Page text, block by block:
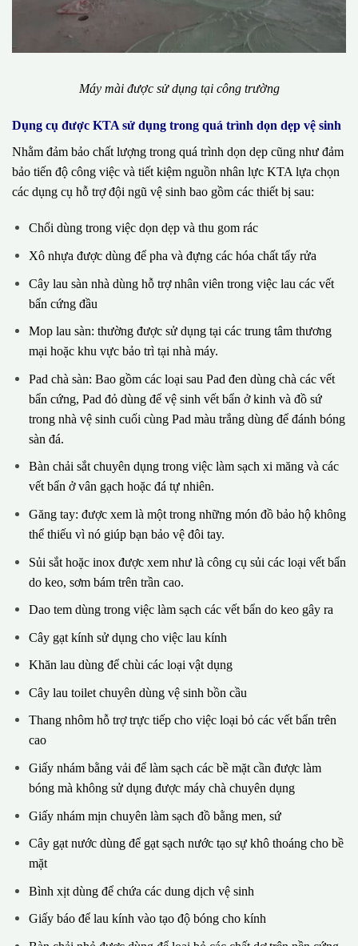
Máy mài được sử dụng tại công trường
Dụng cụ được KTA sử dụng trong quá trình dọn dẹp vệ sinh
Nhằm đảm bảo chất lượng trong quá trình dọn dẹp cũng như đảm
bảo tiến độ công việc và tiết kiệm nguồn nhân lực KTA lựa chọn
các dụng cụ hỗ trợ đội ngũ vệ sinh bao gồm các thiết bị sau:
Chổi dùng trong việc dọn dẹp và thu gom rác
Xô nhựa được dùng để pha và đựng các hóa chất tẩy rửa
Cây lau sàn nhà dùng hỗ trợ nhân viên trong việc lau các vết
bẩn cứng đầu
Mop lau sàn: thường được sử dụng tại các trung tâm thương
mại hoặc khu vực bảo trì tại nhà máy.
Pad chà sàn: Bao gồm các loại sau Pad đen dùng chà các vết
bẩn cứng, Pad đỏ dùng để vệ sinh vết bẩn ở kinh và đồ sứ
trong nhà vệ sinh cuối cùng Pad màu trắng dùng để đánh bóng
sàn đá.
Bàn chải sắt chuyên dụng trong việc làm sạch xi măng và các
vết bẩn ở vân gạch hoặc đá tự nhiên.
Găng tay: được xem là một trong những món đồ bảo hộ không
thể thiếu vì nó giúp bạn bảo vệ đôi tay.
Sủi sắt hoặc inox được xem như là công cụ sủi các loại vết bẩn
do keo, sơm bám trên trần cao.
Dao tem dùng trong việc làm sạch các vết bẩn do keo gây ra
Cây gạt kính sử dụng cho việc lau kính
Khăn lau dùng để chùi các loại vật dụng
Cây lau toilet chuyên dùng vệ sinh bồn cầu
Thang nhôm hỗ trợ trực tiếp cho việc loại bỏ các vết bẩn trên
cao
Giấy nhám bằng vải để làm sạch các bề mặt cần được làm
bóng mà không sử dụng được máy chà chuyên dụng
Giấy nhám mịn chuyên làm sạch đồ bằng men, sứ
Cây gạt nước dùng để gạt sạch nước tạo sự khô thoáng cho bề
mặt
Bình xịt dùng để chứa các dung dịch vệ sinh
Giấy báo để lau kính vào tạo độ bóng cho kính